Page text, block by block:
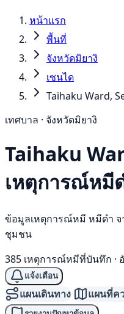
หน้าแรก
พื้นที่
จังหวัดมิยางิ
เซนได
Taihaku Ward,
เทศบาล · จังหวัดมิยางิ
Taihaku
เหตุการณ์หมี
ข้อมูลเหตุการณ์หมี หมีดำ จ
ชุมชน
385 เหตุการณ์หมีที่บันทึก ·
แจ้งเตือน
แผนเดินทาง แผนที่ค